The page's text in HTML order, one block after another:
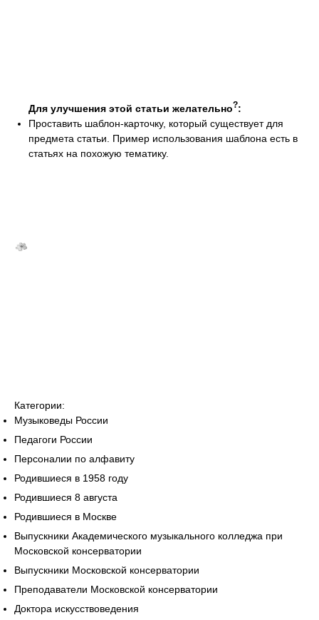
Для улучшения этой статьи желательно?:
Проставить шаблон-карточку, который существует для
предмета статьи. Пример использования шаблона есть в
статьях на похожую тематику.
Категории:
Музыковеды России
Педагоги России
Персоналии по алфавиту
Родившиеся в 1958 году
Родившиеся 8 августа
Родившиеся в Москве
Выпускники Академического музыкального колледжа при
Московской консерватории
Выпускники Московской консерватории
Преподаватели Московской консерватории
Доктора искусствоведения